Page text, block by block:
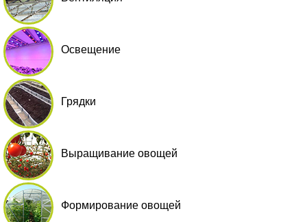
Освещение
Грядки
Выращивание овощей
Формирование овощей